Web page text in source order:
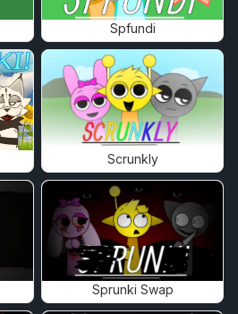
Spfundi
Scrunkly
Sprunki Swap